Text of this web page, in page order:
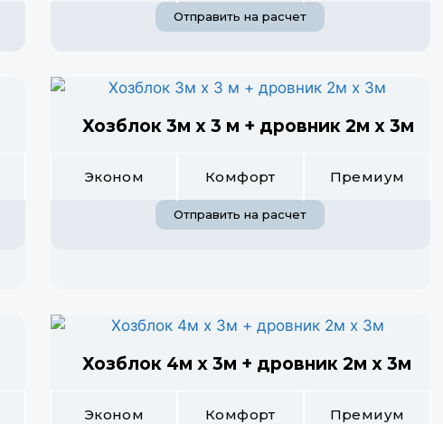
Отправить на расчет
Хозблок 3м х 3 м + дровник 2м х 3м
Эконом Комфорт Премиум
Отправить на расчет
Хозблок 4м х 3м + дровник 2м х 3м
Эконом Комфорт Премиум